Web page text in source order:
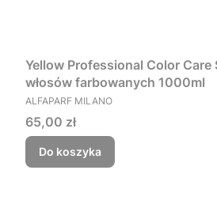
Yellow Professional Color Care
włosów farbowanych 1000ml
PRODUCENT
ALFAPARF MILANO
Cena
65,00 zł
Do koszyka